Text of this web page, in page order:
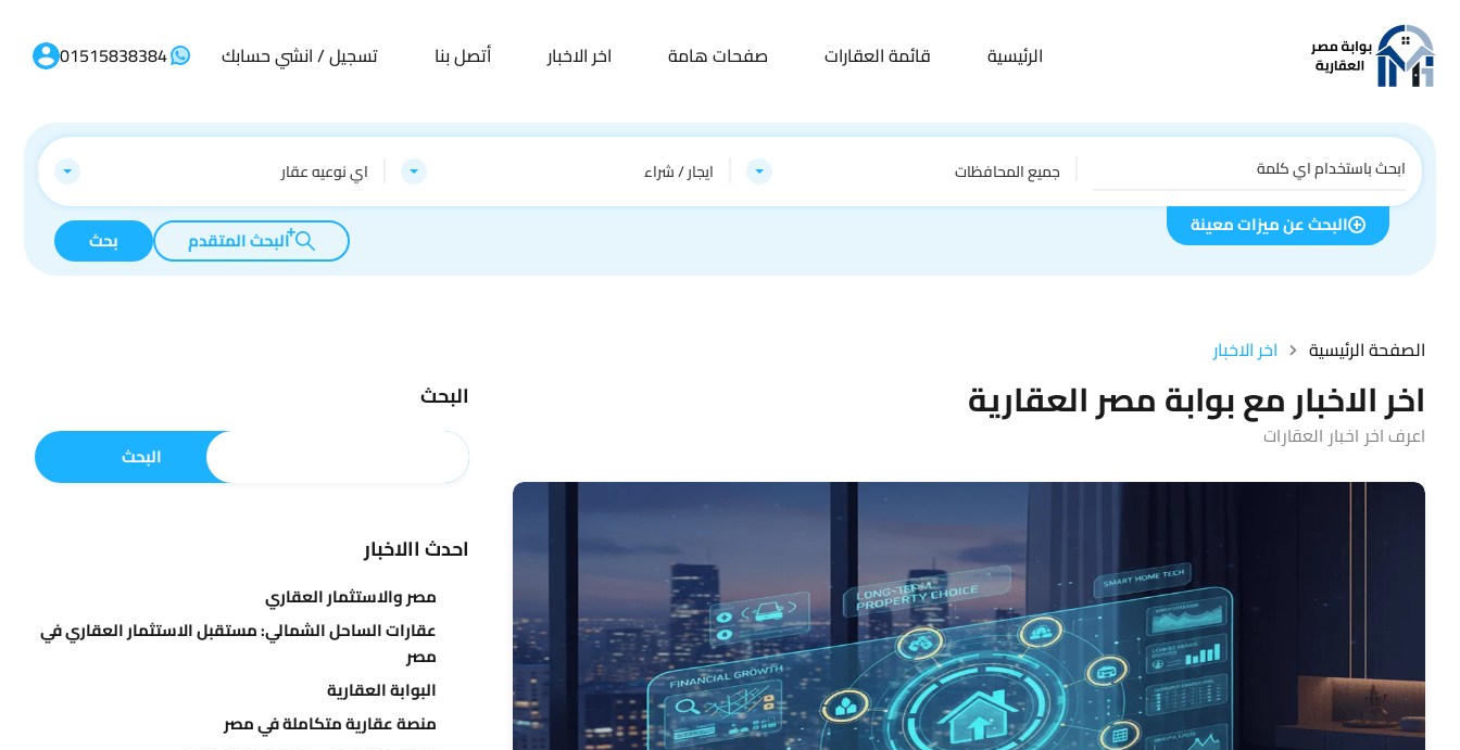
الرئيسية قائمة العقارات صفحات هامة اخر الاخبار أتصل بنا تسجيل / انشي حسابك 01515838384
جميع المحافظات ايجار / شراء اي نوعيه عقار
البحث عن ميزات معينة
البحث المتقدم بحث
الصفحة الرئيسية اخر الاخبار
اخر الاخبار مع بوابة مصر العقارية
اعرف اخر اخبار العقارات
البحث
البحث
احدث االاخبار
مصر والاستثمار العقاري
عقارات الساحل الشمالي: مستقبل الاستثمار العقاري في
مصر
البوابة العقارية
منصة عقارية متكاملة في مصر